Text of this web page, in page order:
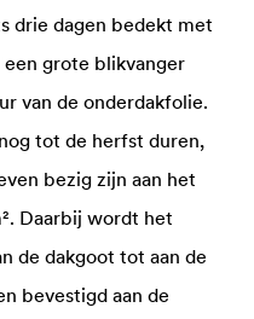
drie dagen bedekt met
grote blikvanger
van de onderdakfolie.
tot de herfst duren,
bezig zijn aan het
Daarbij wordt het
de dakgoot tot aan de
bevestigd aan de